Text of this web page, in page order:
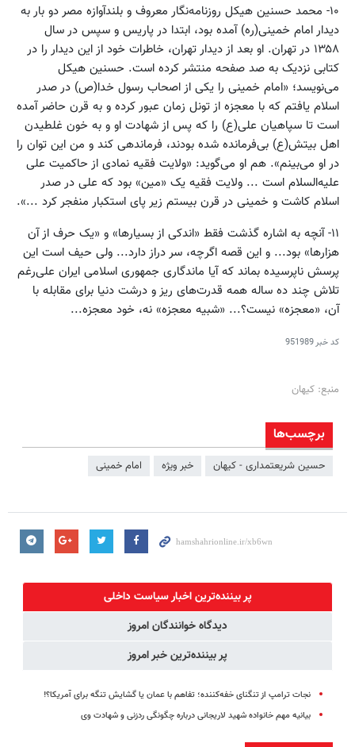
۱۰- محمد حسنین هیکل روزنامه‌نگار معروف و بلندآوازه مصر دو بار به
دیدار امام خمینی(ره) آمده بود، ابتدا در پاریس و سپس در سال
۱۳۵۸ در تهران. او بعد از دیدار تهران، خاطرات خود از این دیدار را در
کتابی نزدیک به صد صفحه منتشر کرده است. حسنین هیکل
می‌نویسد؛ «امام خمینی را یکی از اصحاب رسول خدا(ص) در صدر
اسلام یافتم که با معجزه از تونل زمان عبور کرده و به قرن حاضر آمده
است تا سپاهیان علی‌(ع) را که پس از شهادت او و به خون غلطیدن
اهل بیتش‌(ع) بی‌فرمانده شده بودند، فرماندهی کند و من این توان را
در او می‌بینم». هم او می‌گوید: «‌ولایت فقیه نمادی از حاکمیت علی
علیه‌السلام است ... ولایت فقیه یک «مین» بود که علی در صدر
اسلام کاشت و خمینی در قرن بیستم زیر پای استکبار منفجر کرد ...».
۱۱- آنچه به اشاره گذشت فقط «اندکی از بسیارها» و «‌یک حرف از آن
هزارها» بود... و این قصه اگرچه، سر دراز دارد... ولی حیف است این
پرسش ناپرسیده بماند که آیا ماندگاری جمهوری اسلامی ایران علی‌رغم
تلاش چند ده ساله همه قدرت‌های ریز و درشت دنیا برای مقابله با
آن، «‌معجزه‌» نیست؟‌... «‌شبیه معجزه» نه، خود معجزه‌...
کد خبر951989
منبع: کیهان
برچسب‌ها
حسین شریعتمداری - کیهان خبر ویژه امام خمینی
پر بیننده‌ترین اخبار سیاست داخلی
دیدگاه خوانندگان امروز
پر بیننده‌ترین خبر امروز
نجات ترامپ از تنگنای خفه‌کننده‌؛ تفاهم با عمان یا گشایش تنگه برای آمریکا؟!
بیانیه مهم خانواده شهید لاریجانی درباره چگونگی ردزنی و شهادت وی